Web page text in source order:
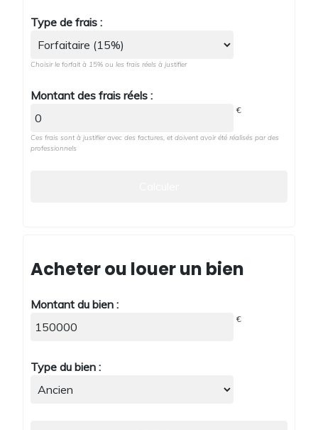
Type de frais :
Choisir le forfait à 15% ou les frais réels à justifier
Montant des frais réels :
€
Ces frais sont à justifier avec des factures, et doivent avoir été réalisés par des
professionnels
Acheter ou louer un bien
Montant du bien :
€
Type du bien :